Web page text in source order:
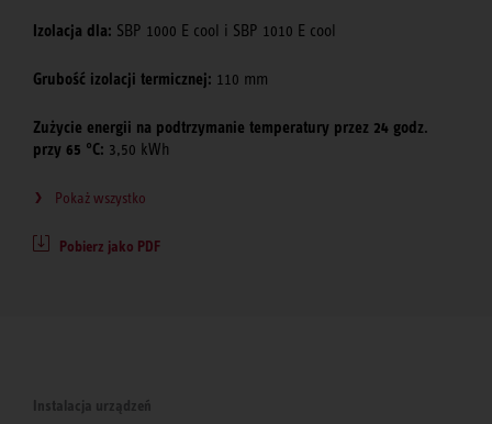
Izolacja dla: SBP 1000 E cool i SBP 1010 E cool
Grubość izolacji termicznej: 110 mm
Zużycie energii na podtrzymanie temperatury przez 24 godz.
przy 65 °C: 3,50 kWh
Pokaż wszystko
Pobierz jako PDF
Instalacja urządzeń